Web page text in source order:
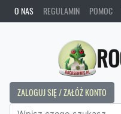
O NAS REGULAMIN POMOC
ZALOGUJ SIĘ / ZAŁÓŻ KONTO